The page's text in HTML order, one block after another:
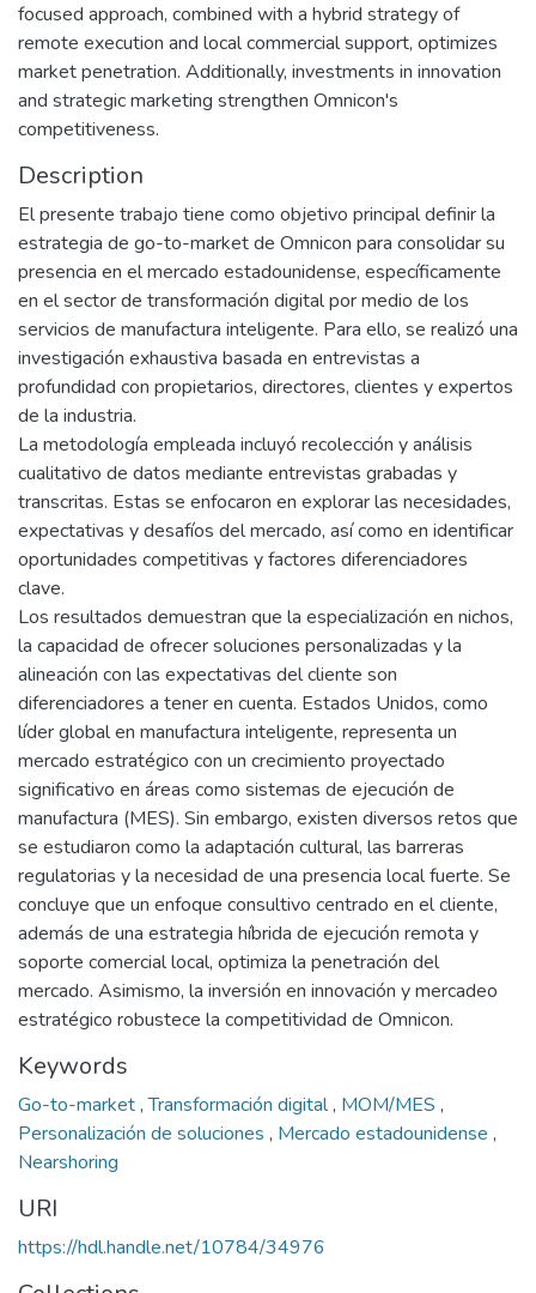
focused approach, combined with a hybrid strategy of
remote execution and local commercial support, optimizes
market penetration. Additionally, investments in innovation
and strategic marketing strengthen Omnicon's
competitiveness.
Description
El presente trabajo tiene como objetivo principal definir la
estrategia de go-to-market de Omnicon para consolidar su
presencia en el mercado estadounidense, específicamente
en el sector de transformación digital por medio de los
servicios de manufactura inteligente. Para ello, se realizó una
investigación exhaustiva basada en entrevistas a
profundidad con propietarios, directores, clientes y expertos
de la industria.
La metodología empleada incluyó recolección y análisis
cualitativo de datos mediante entrevistas grabadas y
transcritas. Estas se enfocaron en explorar las necesidades,
expectativas y desafíos del mercado, así como en identificar
oportunidades competitivas y factores diferenciadores
clave.
Los resultados demuestran que la especialización en nichos,
la capacidad de ofrecer soluciones personalizadas y la
alineación con las expectativas del cliente son
diferenciadores a tener en cuenta. Estados Unidos, como
líder global en manufactura inteligente, representa un
mercado estratégico con un crecimiento proyectado
significativo en áreas como sistemas de ejecución de
manufactura (MES). Sin embargo, existen diversos retos que
se estudiaron como la adaptación cultural, las barreras
regulatorias y la necesidad de una presencia local fuerte. Se
concluye que un enfoque consultivo centrado en el cliente,
además de una estrategia híbrida de ejecución remota y
soporte comercial local, optimiza la penetración del
mercado. Asimismo, la inversión en innovación y mercadeo
estratégico robustece la competitividad de Omnicon.
Keywords
Go-to-market,Transformación digital, MOM/MES ,
Personalización de soluciones , Mercado estadounidense ,
Nearshoring
URI
https://hdl.handle.net/10784/34976